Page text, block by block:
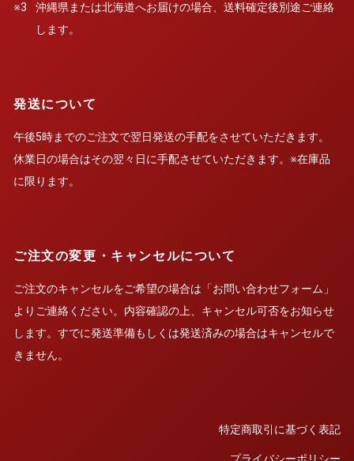
※3
沖縄県または北海道へお届けの場合、送料確定後別途ご連絡
します。
発送について
午後5時までのご注文で翌日発送の手配をさせていただきます。
休業日の場合はその翌々日に手配させていただきます。※在庫品
に限ります。
ご注文の変更・キャンセルについて
ご注文のキャンセルをご希望の場合は「お問い合わせフォーム」
よりご連絡ください。内容確認の上、キャンセル可否をお知らせ
します。すでに発送準備もしくは発送済みの場合はキャンセルで
きません。
特定商取引に基づく表記